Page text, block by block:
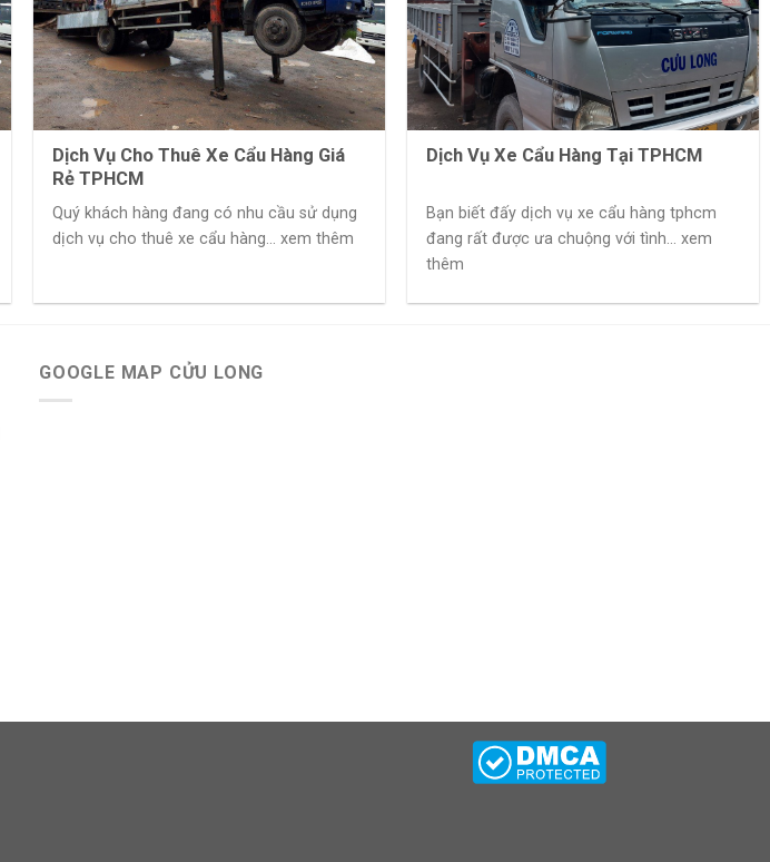
Dịch Vụ Cho Thuê Xe Cẩu Hàng Giá
Rẻ TPHCM
Quý khách hàng đang có nhu cầu sử dụng
dịch vụ cho thuê xe cẩu hàng... xem thêm
Dịch Vụ Xe Cẩu Hàng Tại TPHCM
Bạn biết đấy dịch vụ xe cẩu hàng tphcm
đang rất được ưa chuộng với tình... xem
thêm
GOOGLE MAP CỬU LONG